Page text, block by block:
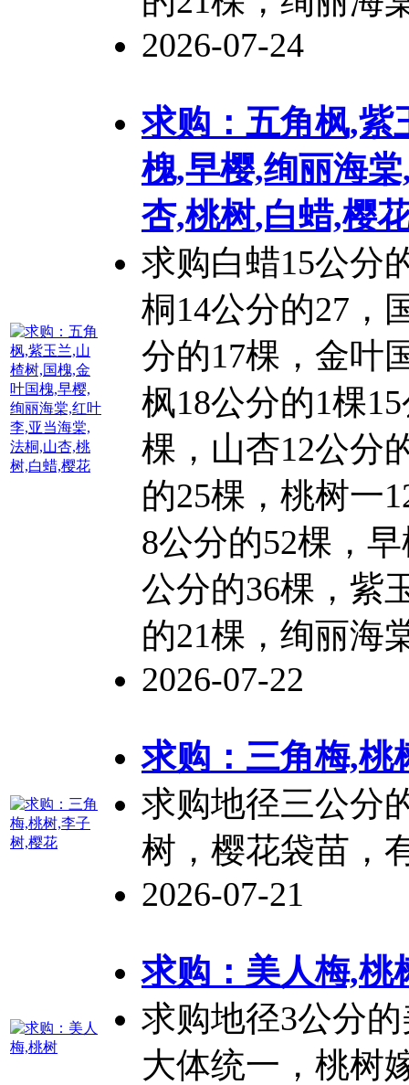
2026-07-24
求购：五角枫,紫
槐,早樱,绚丽海
杏,桃树,白蜡,樱
求购白蜡15公分
桐14公分的27，
分的17棵，金叶
枫18公分的1棵
棵，山杏12公分
的25棵， 桃树一
8公分的52棵，
公分的36棵，紫
的21棵，绚丽海
2026-07-22
求购：三角梅,桃
求购地径三公分
树，樱花袋苗，
2026-07-21
求购：美人梅,桃
求购地径3公分
大体统一， 桃树